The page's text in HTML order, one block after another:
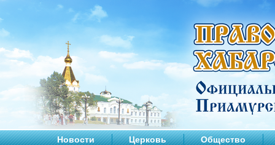
Новости Церковь Общество